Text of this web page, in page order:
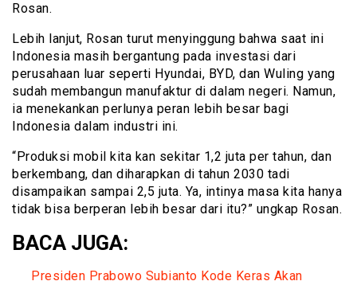
Rosan.
Lebih lanjut, Rosan turut menyinggung bahwa saat ini
Indonesia masih bergantung pada investasi dari
perusahaan luar seperti Hyundai, BYD, dan Wuling yang
sudah membangun manufaktur di dalam negeri. Namun,
ia menekankan perlunya peran lebih besar bagi
Indonesia dalam industri ini.
“Produksi mobil kita kan sekitar 1,2 juta per tahun, dan
berkembang, dan diharapkan di tahun 2030 tadi
disampaikan sampai 2,5 juta. Ya, intinya masa kita hanya
tidak bisa berperan lebih besar dari itu?” ungkap Rosan.
BACA JUGA:
Presiden Prabowo Subianto Kode Keras Akan